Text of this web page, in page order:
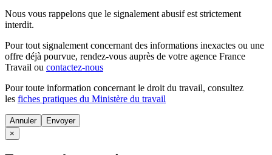
Nous vous rappelons que le signalement abusif est strictement
interdit.
Pour tout signalement concernant des informations inexactes ou une
offre déjà pourvue, rendez-vous auprès de votre agence France
Travail ou contactez-nous
Pour toute information concernant le droit du travail, consultez
les fiches pratiques du Ministère du travail
Annuler
×